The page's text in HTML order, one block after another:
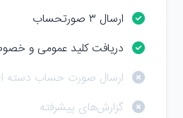
ارسال ۳ صورتحساب
دریافت کلید عمومی و
ارسال صورت حساب دسته
گزارش‌های پیشرفته